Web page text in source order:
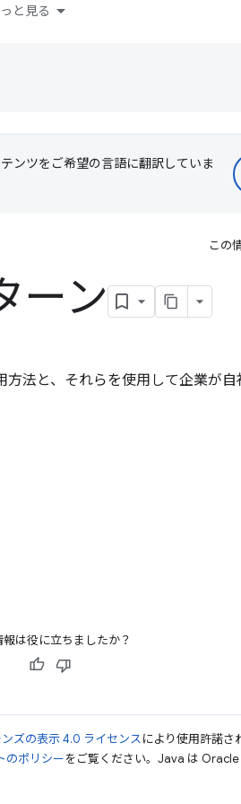
と見る
ンツをご希望の言語に翻訳していま
この
ーン
法と、それらを使用して企業が
報は役に立ちましたか？
ズの表示 4.0 ライセンスにより使用許諾さ
のポリシーをご覧ください。Java は Oracle